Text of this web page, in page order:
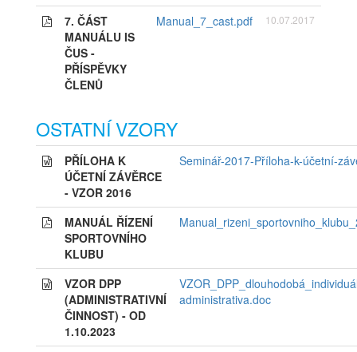
7. ČÁST
MANUÁLU IS
ČUS -
PŘÍSPĚVKY
ČLENŮ
Manual_7_cast.pdf 10.07.2017
OSTATNÍ VZORY
PŘÍLOHA K
ÚČETNÍ ZÁVĚRCE
- VZOR 2016
Seminář-2017-Příloha-k-účetní-
MANUÁL ŘÍZENÍ
SPORTOVNÍHO
KLUBU
VZOR DPP
(ADMINISTRATIVNÍ
ČINNOST) - OD
1.10.2023
administrativa.doc